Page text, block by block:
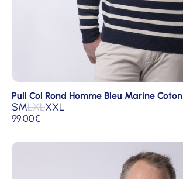
Pull Col Rond Homme Bleu Marine
SMLXLXXL
99,00€